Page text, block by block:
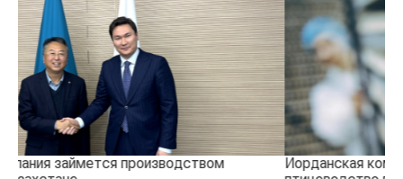
Иорданская компания намерена развивать